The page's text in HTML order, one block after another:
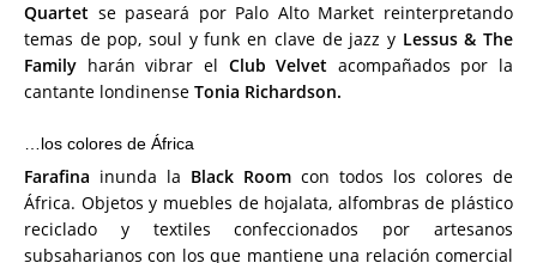
Quartet se paseará por Palo Alto Market reinterpretando
temas de pop, soul y funk en clave de jazz y Lessus & The
Family harán vibrar el Club Velvet acompañados por la
cantante londinense Tonia Richardson.
…los colores de África
Farafina inunda la Black Room con todos los colores de
África. Objetos y muebles de hojalata, alfombras de plástico
reciclado y textiles confeccionados por artesanos
subsaharianos con los que mantiene una relación comercial